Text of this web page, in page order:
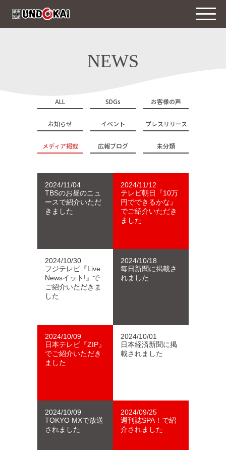
NEWS
ALL SDGs お客様の声
お知らせ イベント プレスリリース
メディア掲載 広報ブログ 未分類
2024/11/04
TBSのお昼のニュ
ースで紹介いただ
きました
2024/11/12
テレビ朝日『10万
円でできるかな』
でご紹介いただき
ました
2024/10/30
フジテレビ『Live
Newsイット!』で
ご紹介いただきま
した
2024/10/18
毎日新聞に掲載さ
れました
2024/10/09
日本テレビ『ZIP』
でご紹介いただき
ました
2024/10/01
日本経済新聞に掲
載されました
2024/10/09
TOKYO MXで放送
されました
2024/09/25
週刊誌SPA！で紹
介されました